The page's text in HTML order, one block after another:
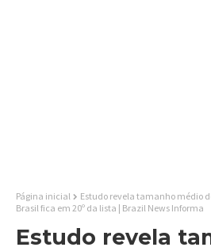
Página inicial
Estudo revela tamanho médio
Brasil fica em 20º da lista | Brazil News Informa
Estudo revela